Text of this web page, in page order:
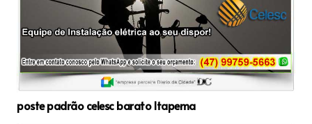
poste padrão celesc barato Itapema